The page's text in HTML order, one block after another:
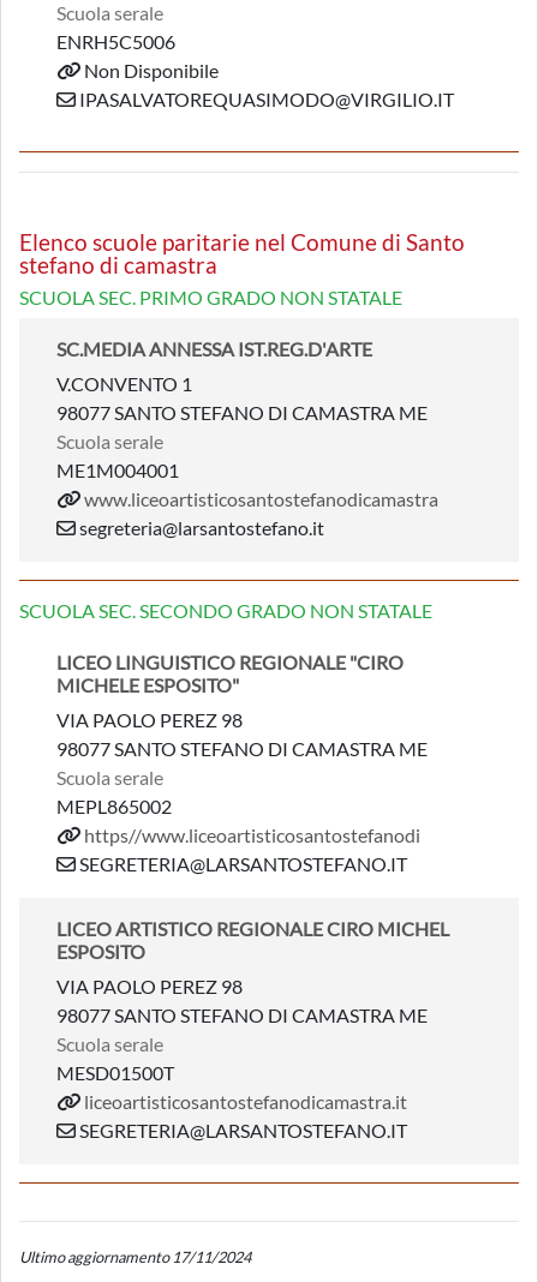
Scuola serale
ENRH5C5006
Non Disponibile
IPASALVATOREQUASIMODO@VIRGILIO.IT
Elenco scuole paritarie nel Comune di Santo
stefano di camastra
SCUOLA SEC. PRIMO GRADO NON STATALE
SC.MEDIA ANNESSA IST.REG.D'ARTE
V.CONVENTO 1
98077 SANTO STEFANO DI CAMASTRA ME
Scuola serale
ME1M004001
www.liceoartisticosantostefanodicamastra
segreteria@larsantostefano.it
SCUOLA SEC. SECONDO GRADO NON STATALE
LICEO LINGUISTICO REGIONALE "CIRO
MICHELE ESPOSITO"
VIA PAOLO PEREZ 98
98077 SANTO STEFANO DI CAMASTRA ME
Scuola serale
MEPL865002
https//www.liceoartisticosantostefanodi
SEGRETERIA@LARSANTOSTEFANO.IT
LICEO ARTISTICO REGIONALE CIRO MICHEL
ESPOSITO
VIA PAOLO PEREZ 98
98077 SANTO STEFANO DI CAMASTRA ME
Scuola serale
MESD01500T
liceoartisticosantostefanodicamastra.it
SEGRETERIA@LARSANTOSTEFANO.IT
Ultimo aggiornamento 17/11/2024